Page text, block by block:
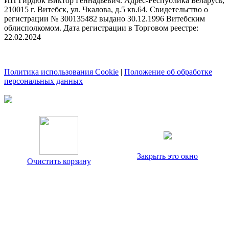
210015 г. Витебск, ул. Чкалова, д.5 кв.64. Свидетельство о
регистрации № 300135482 выдано 30.12.1996 Витебским
облисполкомом. Дата регистрации в Торговом реестре:
22.02.2024
Политика использования Cookie | Положение об обработке
персональных данных
Очистить корзину
Закрыть это окно